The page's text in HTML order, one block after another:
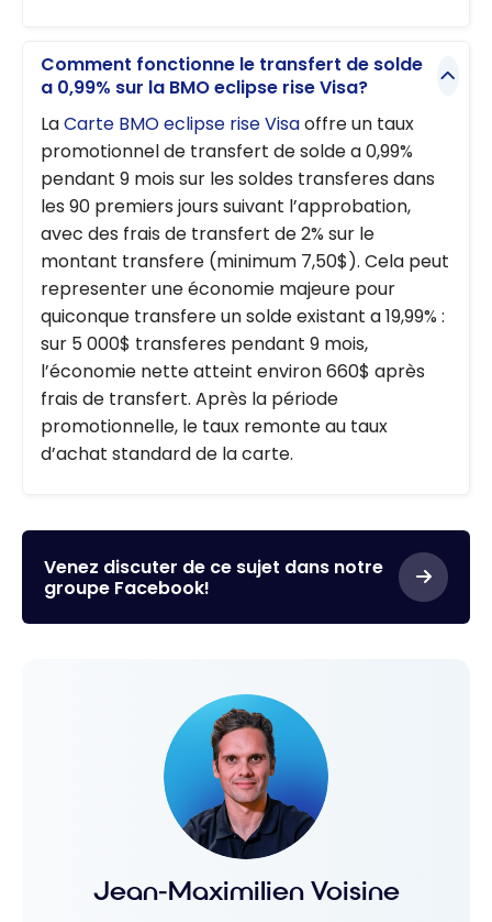
Comment fonctionne le transfert de solde
a 0,99% sur la BMO eclipse rise Visa?
LaCarte BMO eclipse rise Visaoffre un taux
promotionnel de transfert de solde a 0,99%
pendant 9 mois sur les soldes transferes dans
les 90 premiers jours suivant l’approbation,
avec des frais de transfert de 2% sur le
montant transfere (minimum 7,50$). Cela peut
representer une économie majeure pour
quiconque transfere un solde existant a 19,99% :
sur 5 000$ transferes pendant 9 mois,
l’économie nette atteint environ 660$ après
frais de transfert. Après la période
promotionnelle, le taux remonte au taux
d’achat standard de la carte.
Venez discuter de ce sujet dans notre
groupe Facebook!
Jean-Maximilien Voisine